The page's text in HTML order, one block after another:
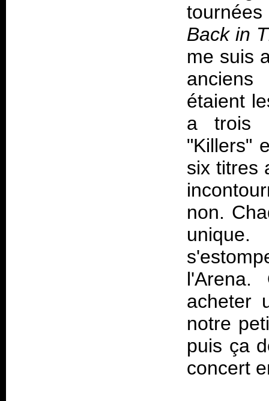
tournées
Back in
me suis
étaient
a trois
"Killers"
six titres
non.
acheter
notre
puis ça
concert